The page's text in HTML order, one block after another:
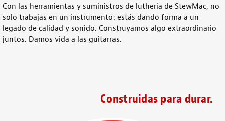
Con las herramientas y suministros de luthería de StewMac, no
solo trabajas en un instrumento: estás dando forma a un
legado de calidad y sonido. Construyamos algo extraordinario
juntos. Damos vida a las guitarras.
Construidas para durar.